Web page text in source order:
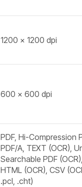
1200 × 1200 dpi
600 × 600 dpi
PDF, Hi-Compression
PDF/A, TEXT (OCR),
Searchable PDF
HTML (OCR), CSV
.pcl, .cht)